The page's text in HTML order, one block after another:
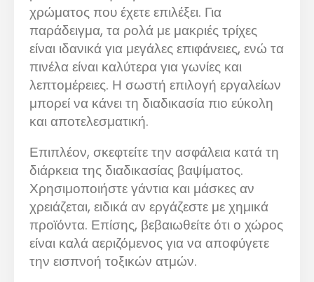
χρώματος που έχετε επιλέξει. Για
παράδειγμα, τα ρολά με μακριές τρίχες
είναι ιδανικά για μεγάλες επιφάνειες, ενώ τα
πινέλα είναι καλύτερα για γωνίες και
λεπτομέρειες. Η σωστή επιλογή εργαλείων
μπορεί να κάνει τη διαδικασία πιο εύκολη
και αποτελεσματική.
Επιπλέον, σκεφτείτε την ασφάλεια κατά τη
διάρκεια της διαδικασίας βαψίματος.
Χρησιμοποιήστε γάντια και μάσκες αν
χρειάζεται, ειδικά αν εργάζεστε με χημικά
προϊόντα. Επίσης, βεβαιωθείτε ότι ο χώρος
είναι καλά αεριζόμενος για να αποφύγετε
την εισπνοή τοξικών ατμών.